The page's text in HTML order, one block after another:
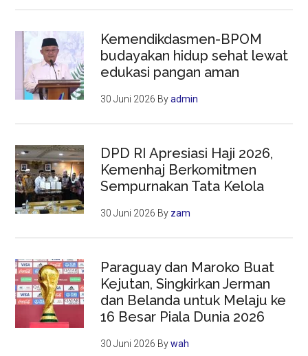
Kemendikdasmen-BPOM
budayakan hidup sehat lewat
edukasi pangan aman
30 Juni 2026 Byadmin
DPD RI Apresiasi Haji 2026,
Kemenhaj Berkomitmen
Sempurnakan Tata Kelola
30 Juni 2026 By zam
Paraguay dan Maroko Buat
Kejutan, Singkirkan Jerman
dan Belanda untuk Melaju ke
16 Besar Piala Dunia 2026
30 Juni 2026 Bywah